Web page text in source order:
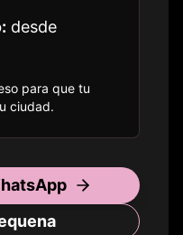
desde
para que tu
ciudad.